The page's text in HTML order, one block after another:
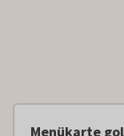
Menükarte